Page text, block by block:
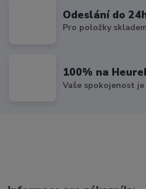
Odeslání do
Pro položky skladem
100% na
Vaše spokojenost